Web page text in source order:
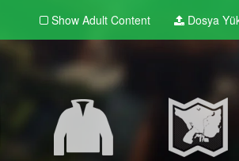
Show Adult Content Dosya